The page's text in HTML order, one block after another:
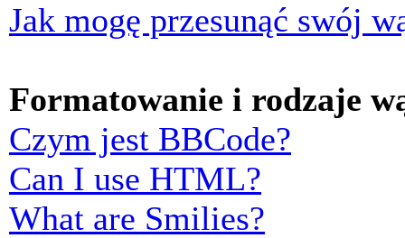
Jak mogę przesunąć swój
Formatowanie i rodzaje
Czym jest BBCode?
Can I use HTML?
What are Smilies?